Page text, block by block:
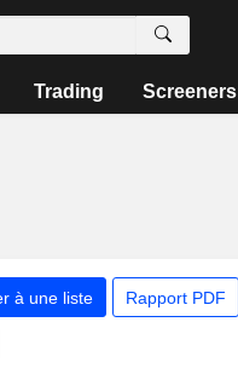
Trading Screeners
à une liste Rapport PDF